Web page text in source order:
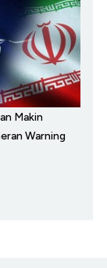
Makin
Warning